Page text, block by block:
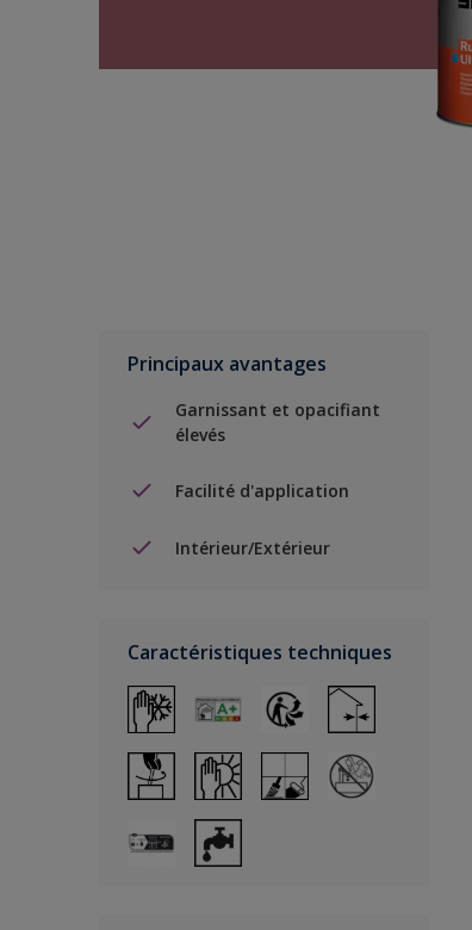
Principaux avantages
Garnissant et opacifiant
élevés
Facilité d'application
Intérieur/Extérieur
Caractéristiques techniques